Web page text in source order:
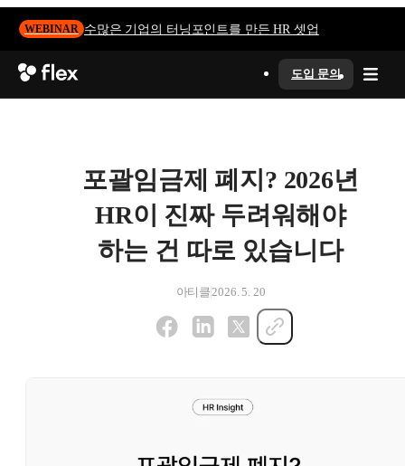
WEBINAR 수많은 기업의 터닝포인트를 만든 HR 셋업
도입 문의
포괄임금제 폐지? 2026년
HR이 진짜 두려워해야
하는 건 따로 있습니다
아티클 2026. 5. 20